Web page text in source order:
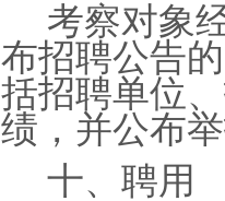
考察对象
布招聘公告
括招聘单位
绩，并公布
十、聘用